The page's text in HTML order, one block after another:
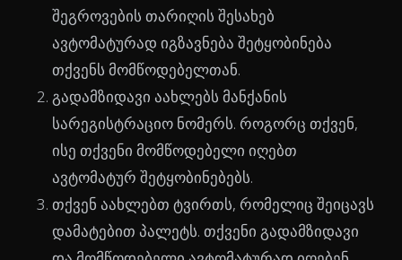
შეგროვების თარიღის შესახებ
ავტომატურად იგზავნება შეტყობინება
თქვენს მომწოდებელთან.
გადამზიდავი აახლებს მანქანის
სარეგისტრაციო ნომერს. როგორც თქვენ,
ისე თქვენი მომწოდებელი იღებთ
ავტომატურ შეტყობინებებს.
თქვენ აახლებთ ტვირთს, რომელიც შეიცავს
დამატებით პალეტს. თქვენი გადამზიდავი